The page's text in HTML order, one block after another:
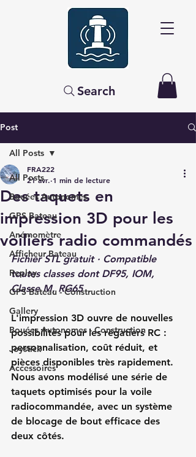
Search
Post
All Posts
Bouées Autonomes
GPS Bateau
Anémomètre
Afficheur Bateau
Replay
GPS Bateau - Construction
Gallery
Bouées Autonomes - Construction
Joystick
Accessoires
All Posts
Des taquets en
impression 3D pour les
voiliers radio commandés
FRA222
21 avr. 1 min de lecture
Fichier STL gratuit · Compatible
toutes classes dont DF95, IOM,
Classe M, RG65
L'impression 3D ouvre de nouvelles
possibilités pour les régatiers RC :
personnalisation, coût réduit, et
pièces disponibles très rapidement.
Nous avons modélisé une série de
taquets optimisés pour la voile
radiocommandée, avec un système
de blocage de bout efficace des
deux côtés.